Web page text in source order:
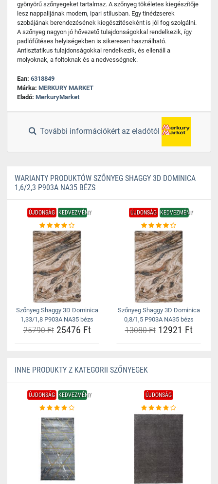
gyönyörű szőnyegeket tartalmaz. A szőnyeg tökéletes kiegészítője
lesz nappalijának modern, ipari stílusban. Egy tinédzserek
szobájának berendezésének kiegészítéseként is jól fog szolgálni.
A szőnyeg nagyon jó hővezető tulajdonságokkal rendelkezik, így
padlófűtéses helyiségekben is sikeresen használható.
Antisztatikus tulajdonságokkal rendelkezik, és ellenáll a
molyoknak, a foltoknak és a nedvességnek.
Ean: 6318849
Márka: MERKURY MARKET
Eladó: MerkuryMarket
További információkért az eladótól
WARIANTY PRODUKTÓW SZŐNYEG SHAGGY 3D DOMINICA
1,6/2,3 P903A NA35 BÉZS
ÚJDONSÁG KEDVEZMÉNY
Szőnyeg Shaggy 3D Dominica
1,33/1,8 P903A NA35 bézs
25790 Ft25476 Ft
ÚJDONSÁG KEDVEZMÉNY
Szőnyeg Shaggy 3D Dominica
0,8/1,5 P903A NA35 bézs
13080 Ft12921 Ft
INNE PRODUKTY Z KATEGORII SZŐNYEGEK
ÚJDONSÁG KEDVEZMÉNY ÚJDONSÁG